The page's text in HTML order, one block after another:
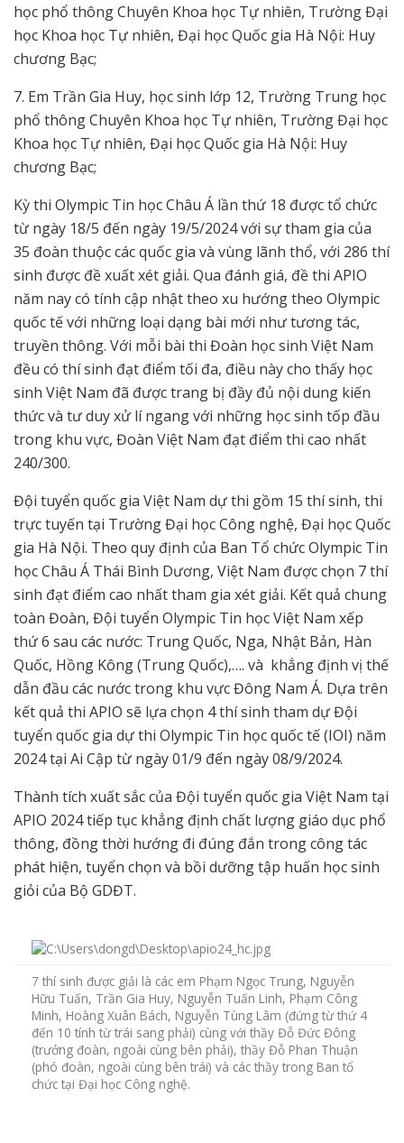
học phổ thông Chuyên Khoa học Tự nhiên, Trường Đại
học Khoa học Tự nhiên, Đại học Quốc gia Hà Nội: Huy
chương Bạc;
7. Em Trần Gia Huy, học sinh lớp 12, Trường Trung học
phổ thông Chuyên Khoa học Tự nhiên, Trường Đại học
Khoa học Tự nhiên, Đại học Quốc gia Hà Nội: Huy
chương Bạc;
Kỳ thi Olympic Tin học Châu Á lần thứ 18 được tổ chức
từ ngày 18/5 đến ngày 19/5/2024 với sự tham gia của
35 đoàn thuộc các quốc gia và vùng lãnh thổ, với 286 thí
sinh được đề xuất xét giải. Qua đánh giá, đề thi APIO
năm nay có tính cập nhật theo xu hướng theo Olympic
quốc tế với những loại dạng bài mới như tương tác,
truyền thông. Với mỗi bài thi Đoàn học sinh Việt Nam
đều có thí sinh đạt điểm tối đa, điều này cho thấy học
sinh Việt Nam đã được trang bị đầy đủ nội dung kiến
thức và tư duy xử lí ngang với những học sinh tốp đầu
trong khu vực, Đoàn Việt Nam đạt điểm thi cao nhất
240/300.
Đội tuyển quốc gia Việt Nam dự thi gồm 15 thí sinh, thi
trực tuyến tại Trường Đại học Công nghệ, Đại học Quốc
gia Hà Nội. Theo quy định của Ban Tổ chức Olympic Tin
học Châu Á Thái Bình Dương, Việt Nam được chọn 7 thí
sinh đạt điểm cao nhất tham gia xét giải. Kết quả chung
toàn Đoàn, Đội tuyển Olympic Tin học Việt Nam xếp
thứ 6 sau các nước: Trung Quốc, Nga, Nhật Bản, Hàn
Quốc, Hồng Kông (Trung Quốc),…. và khẳng định vị thế
dẫn đầu các nước trong khu vực Đông Nam Á. Dựa trên
kết quả thi APIO sẽ lựa chọn 4 thí sinh tham dự Đội
tuyển quốc gia dự thi Olympic Tin học quốc tế (IOI) năm
2024 tại Ai Cập từ ngày 01/9 đến ngày 08/9/2024.
Thành tích xuất sắc của Đội tuyển quốc gia Việt Nam tại
APIO 2024 tiếp tục khẳng định chất lượng giáo dục phổ
thông, đồng thời hướng đi đúng đắn trong công tác
phát hiện, tuyển chọn và bồi dưỡng tập huấn học sinh
giỏi của Bộ GDĐT.
7 thí sinh được giải là các em Phạm Ngọc Trung, Nguyễn
Hữu Tuấn, Trần Gia Huy, Nguyễn Tuấn Linh, Phạm Công
Minh, Hoàng Xuân Bách, Nguyễn Tùng Lâm (đứng từ thứ 4
đến 10 tính từ trái sang phải) cùng với thầy Đỗ Đức Đông
(trưởng đoàn, ngoài cùng bên phải), thầy Đỗ Phan Thuận
(phó đoàn, ngoài cùng bên trái) và các thầy trong Ban tổ
chức tại Đại học Công nghệ.